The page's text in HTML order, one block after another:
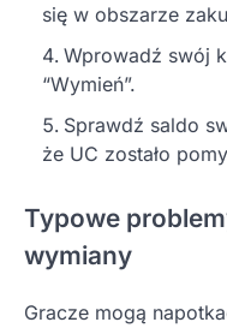
się w obszarze
Wprowadź swój
“Wymień”.
Sprawdź saldo
że UC zostało
Typowe
wymiany
Gracze mogą